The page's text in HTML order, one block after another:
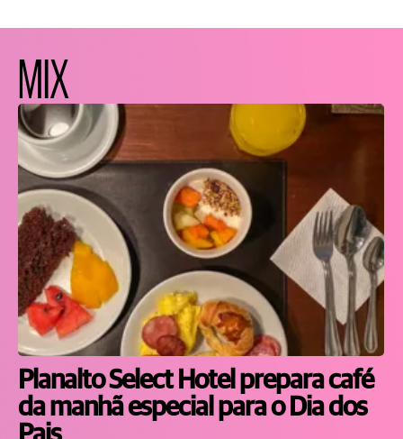
MIX
Planalto Select Hotel prepara café
da manhã especial para o Dia dos